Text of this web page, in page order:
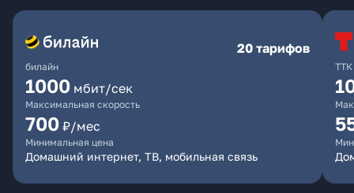
билайн
20 тарифов
1000 мбит/сек
Максимальная скорость
700 ₽/мес
Минимальная цена
Домашний интернет, ТВ, мобильная связь
ТТК